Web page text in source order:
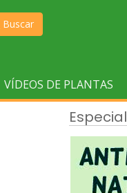
Buscar
VÍDEOS DE PLANTAS
Especial